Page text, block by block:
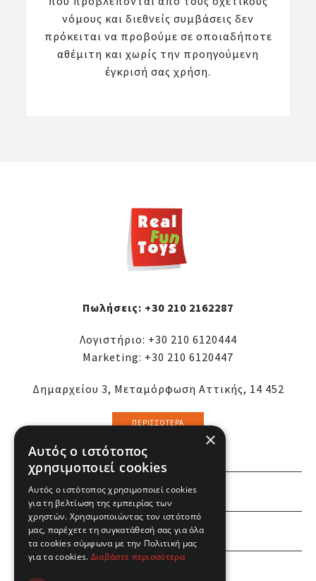
νόμους και διεθνείς συμβάσεις δεν
πρόκειται να προβούμε σε οποιαδήποτε
αθέμιτη και χωρίς την προηγούμενη
έγκρισή σας χρήση.
Πωλήσεις: +30 210 2162287
Λογιστήριο: +30 210 6120444
Marketing: +30 210 6120447
Δημαρχείου 3, Μεταμόρφωση Αττικής, 14 452
ΠΕΡΙΣΣΌΤΕΡΑ
ΕΜΕΙΣ
ΕΣΕΙΣ
×
Αυτός ο ιστότοπος
χρησιμοποιεί cookies
Αυτός ο ιστότοπος χρησιμοποιεί cookies
για τη βελτίωση της εμπειρίας των
χρηστών. Χρησιμοποιώντας τον ιστότοπό
μας, παρέχετε τη συγκατάθεσή σας για όλα
τα cookies σύμφωνα με την Πολιτική μας
για τα cookies. Διαβάστε περισσότερα